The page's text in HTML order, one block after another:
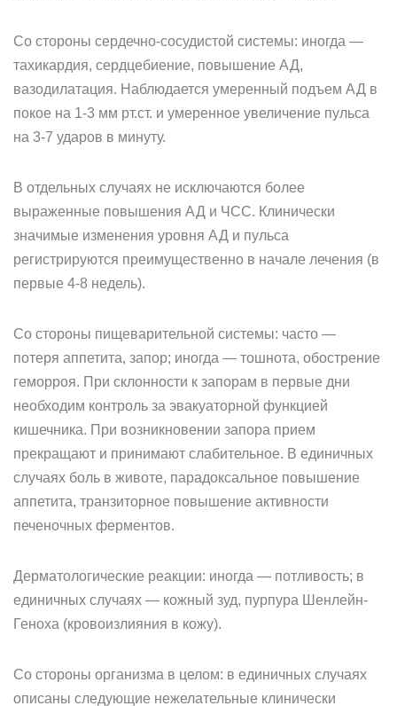
Со стороны сердечно-сосудистой системы: иногда —
тахикардия, сердцебиение, повышение АД,
вазодилатация. Наблюдается умеренный подъем АД в
покое на 1-3 мм рт.ст. и умеренное увеличение пульса
на 3-7 ударов в минуту.
В отдельных случаях не исключаются более
выраженные повышения АД и ЧСС. Клинически
значимые изменения уровня АД и пульса
регистрируются преимущественно в начале лечения (в
первые 4-8 недель).
Со стороны пищеварительной системы: часто —
потеря аппетита, запор; иногда — тошнота, обострение
геморроя. При склонности к запорам в первые дни
необходим контроль за эвакуаторной функцией
кишечника. При возникновении запора прием
прекращают и принимают слабительное. В единичных
случаях боль в животе, парадоксальное повышение
аппетита, транзиторное повышение активности
печеночных ферментов.
Дерматологические реакции: иногда — потливость; в
единичных случаях — кожный зуд, пурпура Шенлейн-
Геноха (кровоизлияния в кожу).
Со стороны организма в целом: в единичных случаях
описаны следующие нежелательные клинически